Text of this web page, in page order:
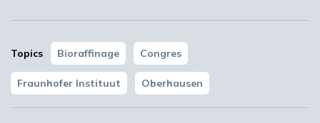
Topics Bioraffinage Congres
Fraunhofer Instituut Oberhausen